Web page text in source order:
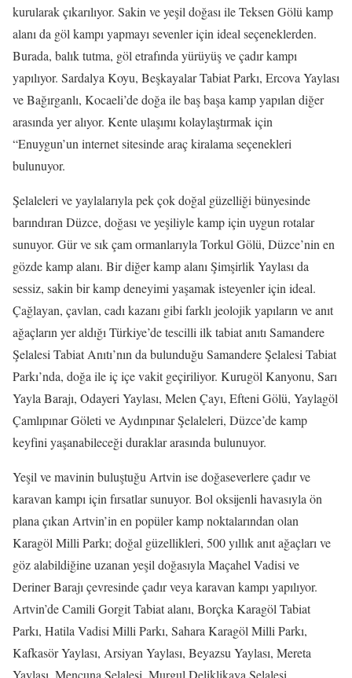
kurularak çıkarılıyor. Sakin ve yeşil doğası ile Teksen Gölü kamp
alanı da göl kampı yapmayı sevenler için ideal seçeneklerden.
Burada, balık tutma, göl etrafında yürüyüş ve çadır kampı
yapılıyor. Sardalya Koyu, Beşkayalar Tabiat Parkı, Ercova Yaylası
ve Bağırganlı, Kocaeli’de doğa ile baş başa kamp yapılan diğer
arasında yer alıyor. Kente ulaşımı kolaylaştırmak için
“Enuygun’un internet sitesinde araç kiralama seçenekleri
bulunuyor.
Şelaleleri ve yaylalarıyla pek çok doğal güzelliği bünyesinde
barındıran Düzce, doğası ve yeşiliyle kamp için uygun rotalar
sunuyor. Gür ve sık çam ormanlarıyla Torkul Gölü, Düzce’nin en
gözde kamp alanı. Bir diğer kamp alanı Şimşirlik Yaylası da
sessiz, sakin bir kamp deneyimi yaşamak isteyenler için ideal.
Çağlayan, çavlan, cadı kazanı gibi farklı jeolojik yapıların ve anıt
ağaçların yer aldığı Türkiye’de tescilli ilk tabiat anıtı Samandere
Şelalesi Tabiat Anıtı’nın da bulunduğu Samandere Şelalesi Tabiat
Parkı’nda, doğa ile iç içe vakit geçiriliyor. Kurugöl Kanyonu, Sarı
Yayla Barajı, Odayeri Yaylası, Melen Çayı, Efteni Gölü, Yaylagöl
Çamlıpınar Göleti ve Aydınpınar Şelaleleri, Düzce’de kamp
keyfini yaşanabileceği duraklar arasında bulunuyor.
Yeşil ve mavinin buluştuğu Artvin ise doğaseverlere çadır ve
karavan kampı için fırsatlar sunuyor. Bol oksijenli havasıyla ön
plana çıkan Artvin’in en popüler kamp noktalarından olan
Karagöl Milli Parkı; doğal güzellikleri, 500 yıllık anıt ağaçları ve
göz alabildiğine uzanan yeşil doğasıyla Maçahel Vadisi ve
Deriner Barajı çevresinde çadır veya karavan kampı yapılıyor.
Artvin’de Camili Gorgit Tabiat alanı, Borçka Karagöl Tabiat
Parkı, Hatila Vadisi Milli Parkı, Sahara Karagöl Milli Parkı,
Kafkasör Yaylası, Arsiyan Yaylası, Beyazsu Yaylası, Mereta
Yaylası, Mençuna Şelalesi, Murgul Deliklikaya Şelalesi,